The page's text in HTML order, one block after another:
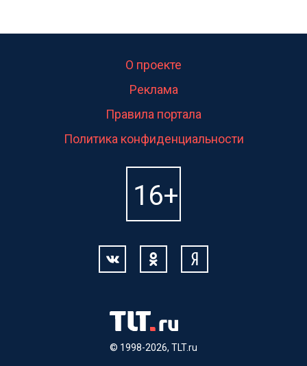
© 1998-2026, TLT.ru
О проекте
Реклама
Правила портала
Политика конфиденциальности